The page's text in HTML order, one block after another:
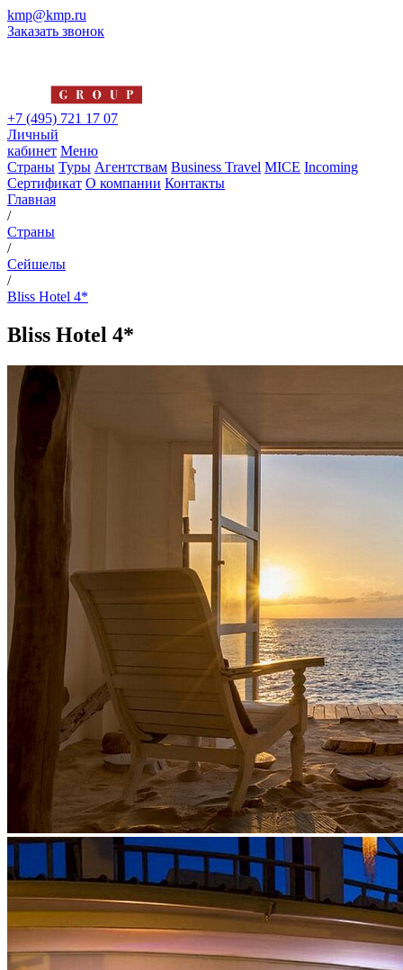
kmp@kmp.ru
Заказать звонок
+7 (495) 721 17 07
Личный
кабинет Меню
Страны Туры Агентствам Business Travel MICE Incoming
Сертификат О компании Контакты
Главная
/
Страны
/
Сейшелы
/
Bliss Hotel 4*
Bliss Hotel 4*